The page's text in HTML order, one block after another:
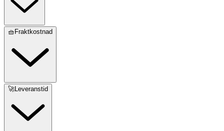
🧺Fraktkostnad
🚀Leveranstid